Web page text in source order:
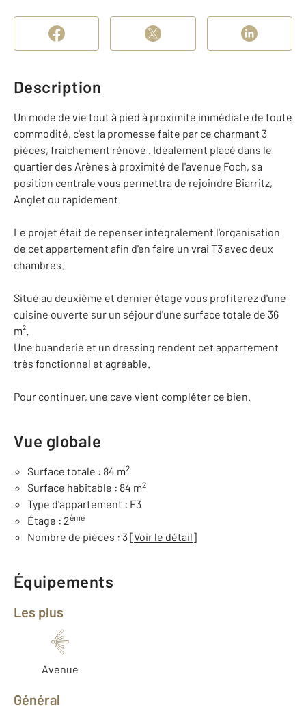
Description
Un mode de vie tout à pied à proximité immédiate de toute
commodité, c'est la promesse faite par ce charmant 3
pièces, fraichement rénové . Idéalement placé dans le
quartier des Arènes à proximité de l'avenue Foch, sa
position centrale vous permettra de rejoindre Biarritz,
Anglet ou rapidement.
Le projet était de repenser intégralement l'organisation
de cet appartement afin d'en faire un vrai T3 avec deux
chambres.
Situé au deuxième et dernier étage vous profiterez d'une
cuisine ouverte sur un séjour d'une surface totale de 36
m².
Une buanderie et un dressing rendent cet appartement
très fonctionnel et agréable.
Pour continuer, une cave vient compléter ce bien.
Vue globale
Surface totale : 84 m2
Surface habitable : 84 m2
Type d'appartement : F3
Étage : 2ème
Nombre de pièces : 3[Voir le détail]
Équipements
Les plus
Avenue
Général